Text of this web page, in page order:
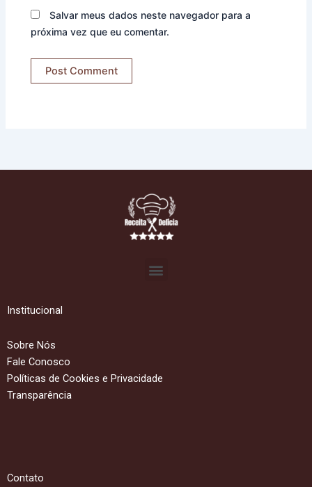
Salvar meus dados neste navegador para a
próxima vez que eu comentar.
Menu
Institucional
Sobre Nós
Fale Conosco
Políticas de Cookies e Privacidade
Transparência
Contato